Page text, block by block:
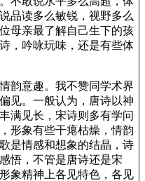
品读多么敏锐，视野多么
母亲最了解自己生下的孩
，吟咏玩味，还是有些体
韵意趣。我不赞同学术界
见。一般认为，唐诗以神
满见长，宋诗则多有学问
形象有些干瘪枯燥，情韵
是情感和想象的结晶，诗
悟，不管是唐诗还是宋
象精神上各见特色，各见